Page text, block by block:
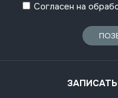
Согласен на